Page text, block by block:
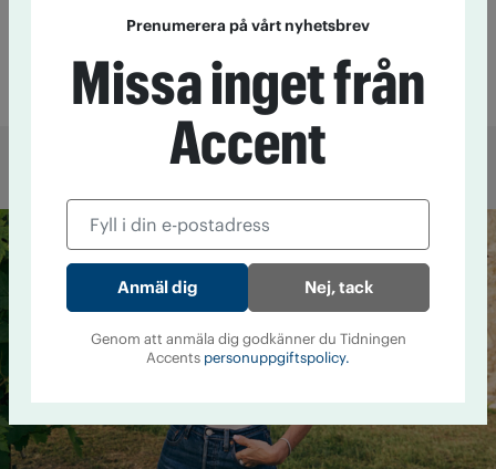
Sex dödliga kombinationer
Läkemedel 25 augusti 2016 kl 08:20
Mer från Accent
Prenumerera på vårt nyhetsbrev
Missa inget från
Accent
Nej, tack
Genom att anmäla dig godkänner du Tidningen
Accents personuppgiftspolicy.